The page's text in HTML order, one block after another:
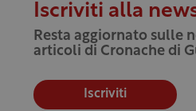
Iscriviti alla
Resta aggiornato sulle
articoli di Cronache di
Iscriviti